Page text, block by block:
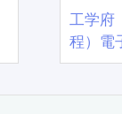
工学
程）電